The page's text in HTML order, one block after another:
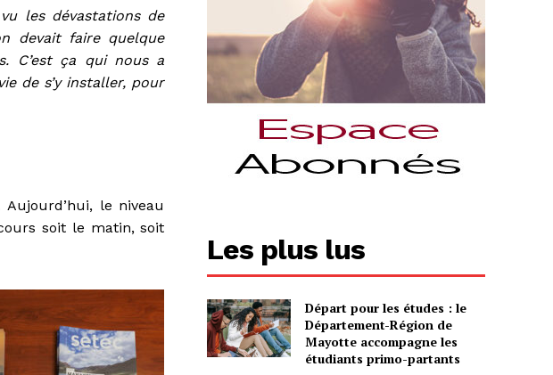
les dévastations de
devait faire quelque
C’est ça qui nous a
de s’y installer, pour
le niveau
soit le matin, soit
Les plus lus
Départ pour les études : le
Département-Région de
Mayotte accompagne les
étudiants primo-partants